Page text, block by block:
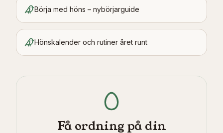
Börja med höns – nybörjarguide
Hönskalender och rutiner året runt
Få ordning på din